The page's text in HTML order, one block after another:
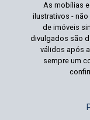
As mobílias
ilustrativos -
de imóveis
divulgados são
válidos após
sempre um